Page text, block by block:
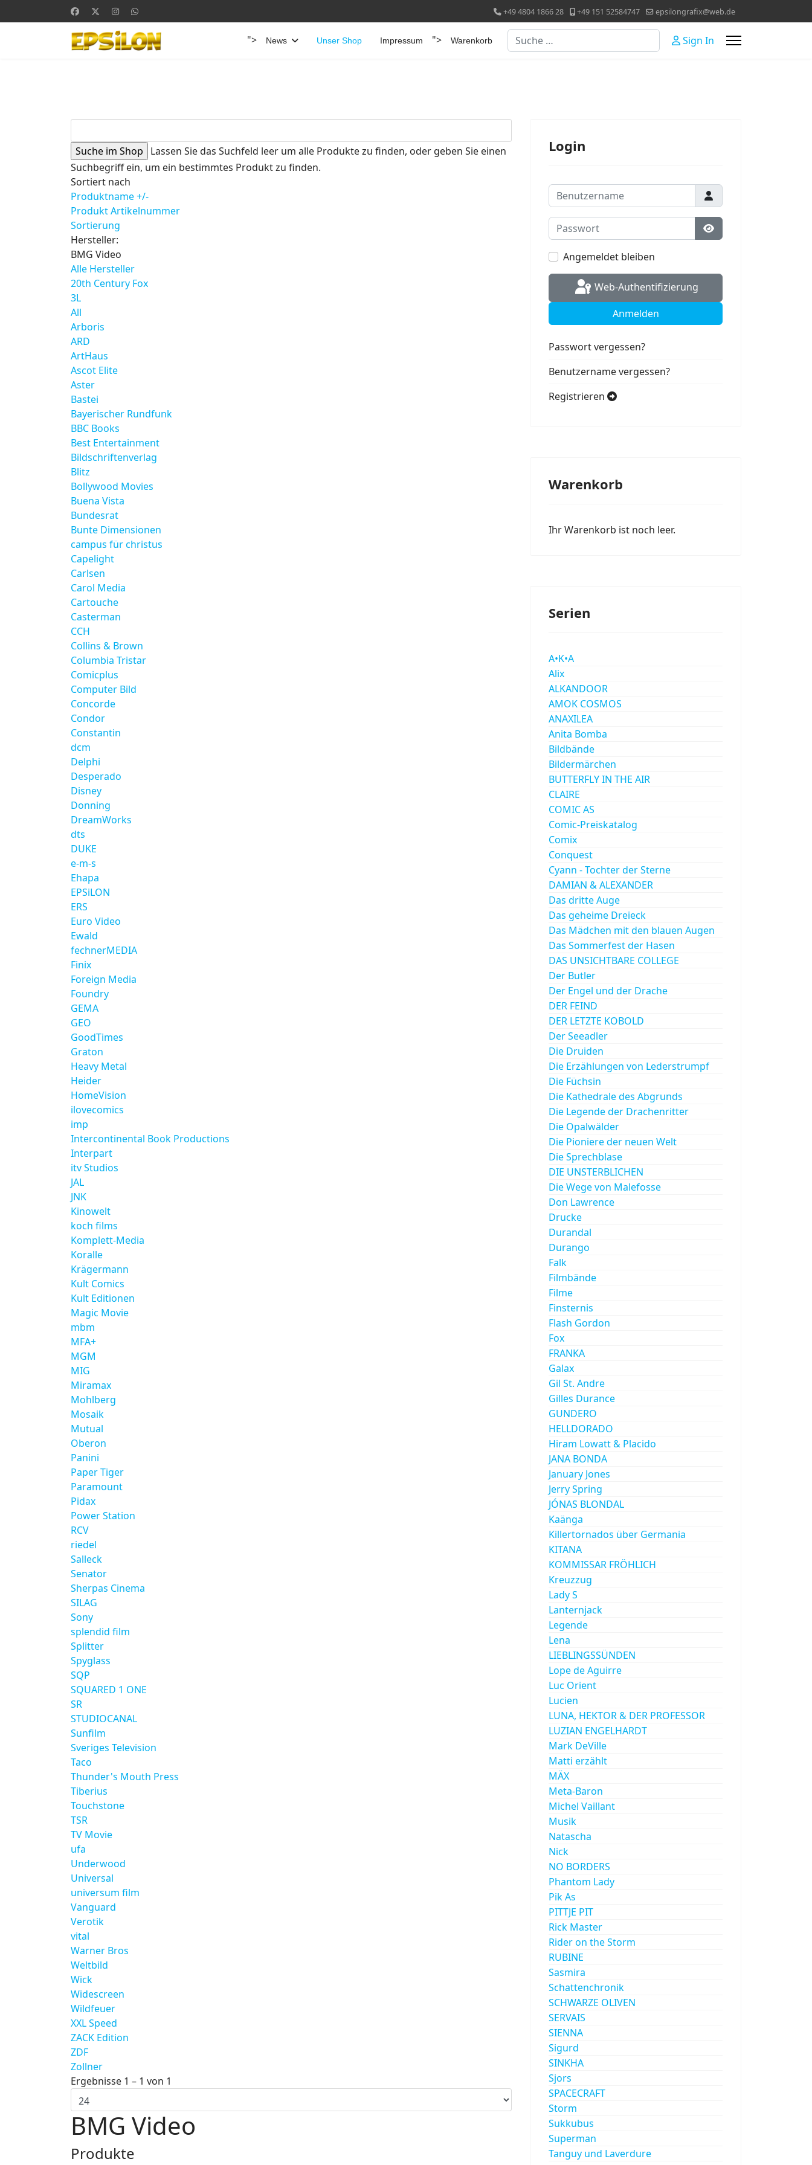
+49 4804 1866 28 +49 151 52584747 epsilongrafix@web.de
"> News Unser Shop Impressum "> Warenkorb Suchen Sign In
Lassen Sie das Suchfeld leer um alle Produkte zu finden, oder geben Sie einen
Suchbegriff ein, um ein bestimmtes Produkt zu finden.
Sortiert nach
Produktname +/-
Produkt Artikelnummer
Sortierung
Hersteller:
BMG Video
Alle Hersteller
20th Century Fox
3L
All
Arboris
ARD
ArtHaus
Ascot Elite
Aster
Bastei
Bayerischer Rundfunk
BBC Books
Best Entertainment
Bildschriftenverlag
Blitz
Bollywood Movies
Buena Vista
Bundesrat
Bunte Dimensionen
campus für christus
Capelight
Carlsen
Carol Media
Cartouche
Casterman
CCH
Collins & Brown
Columbia Tristar
Comicplus
Computer Bild
Concorde
Condor
Constantin
dcm
Delphi
Desperado
Disney
Donning
DreamWorks
dts
DUKE
e-m-s
Ehapa
EPSiLON
ERS
Euro Video
Ewald
fechnerMEDIA
Finix
Foreign Media
Foundry
GEMA
GEO
GoodTimes
Graton
Heavy Metal
Heider
HomeVision
ilovecomics
imp
Intercontinental Book Productions
Interpart
itv Studios
JAL
JNK
Kinowelt
koch films
Komplett-Media
Koralle
Krägermann
Kult Comics
Kult Editionen
Magic Movie
mbm
MFA+
MGM
MIG
Miramax
Mohlberg
Mosaik
Mutual
Oberon
Panini
Paper Tiger
Paramount
Pidax
Power Station
RCV
riedel
Salleck
Senator
Sherpas Cinema
SILAG
Sony
splendid film
Splitter
Spyglass
SQP
SQUARED 1 ONE
SR
STUDIOCANAL
Sunfilm
Sveriges Television
Taco
Thunder's Mouth Press
Tiberius
Touchstone
TSR
TV Movie
ufa
Underwood
Universal
universum film
Vanguard
Verotik
vital
Warner Bros
Weltbild
Wick
Widescreen
Wildfeuer
XXL Speed
ZACK Edition
ZDF
Zollner
Ergebnisse 1 – 1 von 1
BMG Video
Produkte
Login
Benutzername
Passwort
Passwort anzeigen
Angemeldet bleiben
Web-Authentifizierung
Anmelden
Passwort vergessen?
Benutzername vergessen?
Registrieren
Warenkorb
Ihr Warenkorb ist noch leer.
Serien
A•K•A
Alix
ALKANDOOR
AMOK COSMOS
ANAXILEA
Anita Bomba
Bildbände
Bildermärchen
BUTTERFLY IN THE AIR
CLAIRE
COMIC AS
Comic-Preiskatalog
Comix
Conquest
Cyann - Tochter der Sterne
DAMIAN & ALEXANDER
Das dritte Auge
Das geheime Dreieck
Das Mädchen mit den blauen Augen
Das Sommerfest der Hasen
DAS UNSICHTBARE COLLEGE
Der Butler
Der Engel und der Drache
DER FEIND
DER LETZTE KOBOLD
Der Seeadler
Die Druiden
Die Erzählungen von Lederstrumpf
Die Füchsin
Die Kathedrale des Abgrunds
Die Legende der Drachenritter
Die Opalwälder
Die Pioniere der neuen Welt
Die Sprechblase
DIE UNSTERBLICHEN
Die Wege von Malefosse
Don Lawrence
Drucke
Durandal
Durango
Falk
Filmbände
Filme
Finsternis
Flash Gordon
Fox
FRANKA
Galax
Gil St. Andre
Gilles Durance
GUNDERO
HELLDORADO
Hiram Lowatt & Placido
JANA BONDA
January Jones
Jerry Spring
JÓNAS BLONDAL
Kaänga
Killertornados über Germania
KITANA
KOMMISSAR FRÖHLICH
Kreuzzug
Lady S
Lanternjack
Legende
Lena
LIEBLINGSSÜNDEN
Lope de Aguirre
Luc Orient
Lucien
LUNA, HEKTOR & DER PROFESSOR
LUZIAN ENGELHARDT
Mark DeVille
Matti erzählt
MÄX
Meta-Baron
Michel Vaillant
Musik
Natascha
Nick
NO BORDERS
Phantom Lady
Pik As
PITTJE PIT
Rick Master
Rider on the Storm
RUBINE
Sasmira
Schattenchronik
SCHWARZE OLIVEN
SERVAIS
SIENNA
Sigurd
SINKHA
Sjors
SPACECRAFT
Storm
Sukkubus
Superman
Tanguy und Laverdure